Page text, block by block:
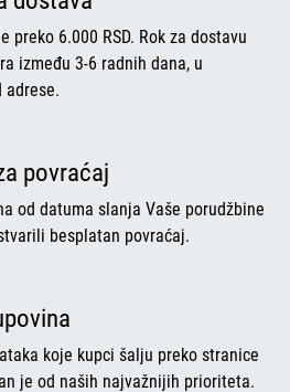
preko 6.000 RSD. Rok za dostavu
između 3-6 radnih dana, u
adrese.
povraćaj
od datuma slanja Vaše porudžbine
besplatan povraćaj.
koje kupci šalju preko stranice
je od naših najvažnijih prioriteta.